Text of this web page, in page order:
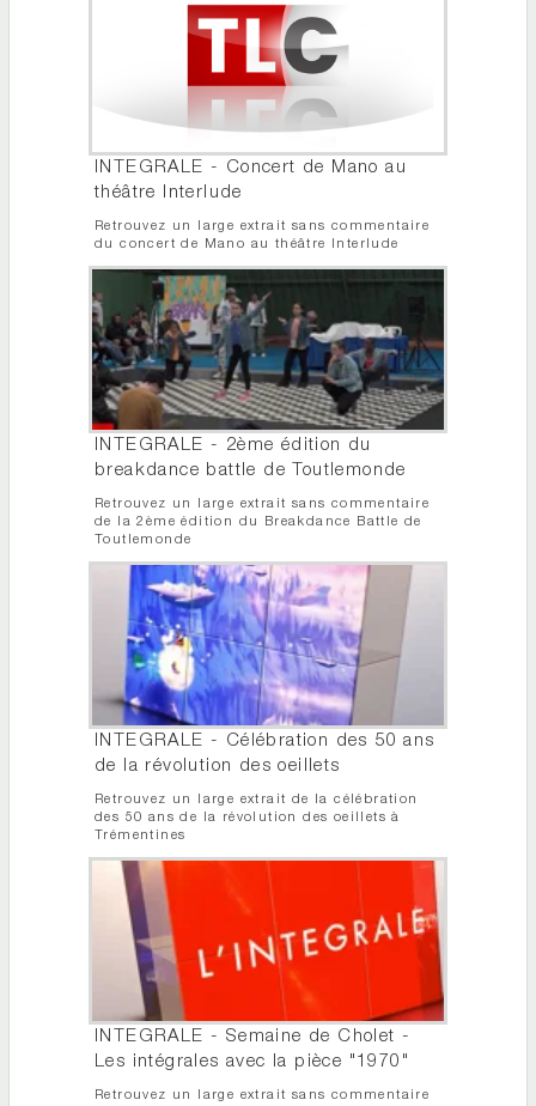
INTEGRALE - Concert de Mano au
théâtre Interlude
Retrouvez un large extrait sans commentaire
du concert de Mano au théâtre Interlude
INTEGRALE - 2ème édition du
breakdance battle de Toutlemonde
Retrouvez un large extrait sans commentaire
de la 2ème édition du Breakdance Battle de
Toutlemonde
INTEGRALE - Célébration des 50 ans
de la révolution des oeillets
Retrouvez un large extrait de la célébration
des 50 ans de la révolution des oeillets à
Trémentines
INTEGRALE - Semaine de Cholet -
Les intégrales avec la pièce "1970"
Retrouvez un large extrait sans commentaire